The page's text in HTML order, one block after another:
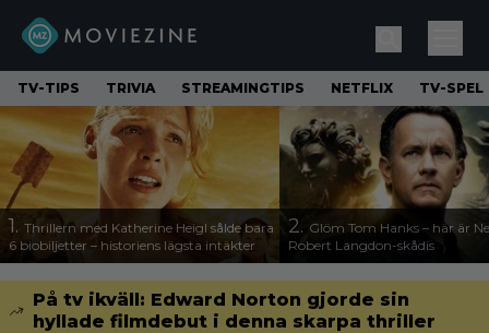
TV-TIPS TRIVIA STREAMINGTIPS NETFLIX TV-SPEL
1. Thrillern med Katherine Heigl sålde bara
6 biobiljetter – historiens lägsta intäkter
2. Glöm Tom Hanks – här är
Robert Langdon-skådis
På tv ikväll: Edward Norton gjorde sin
hyllade filmdebut i denna skarpa thriller